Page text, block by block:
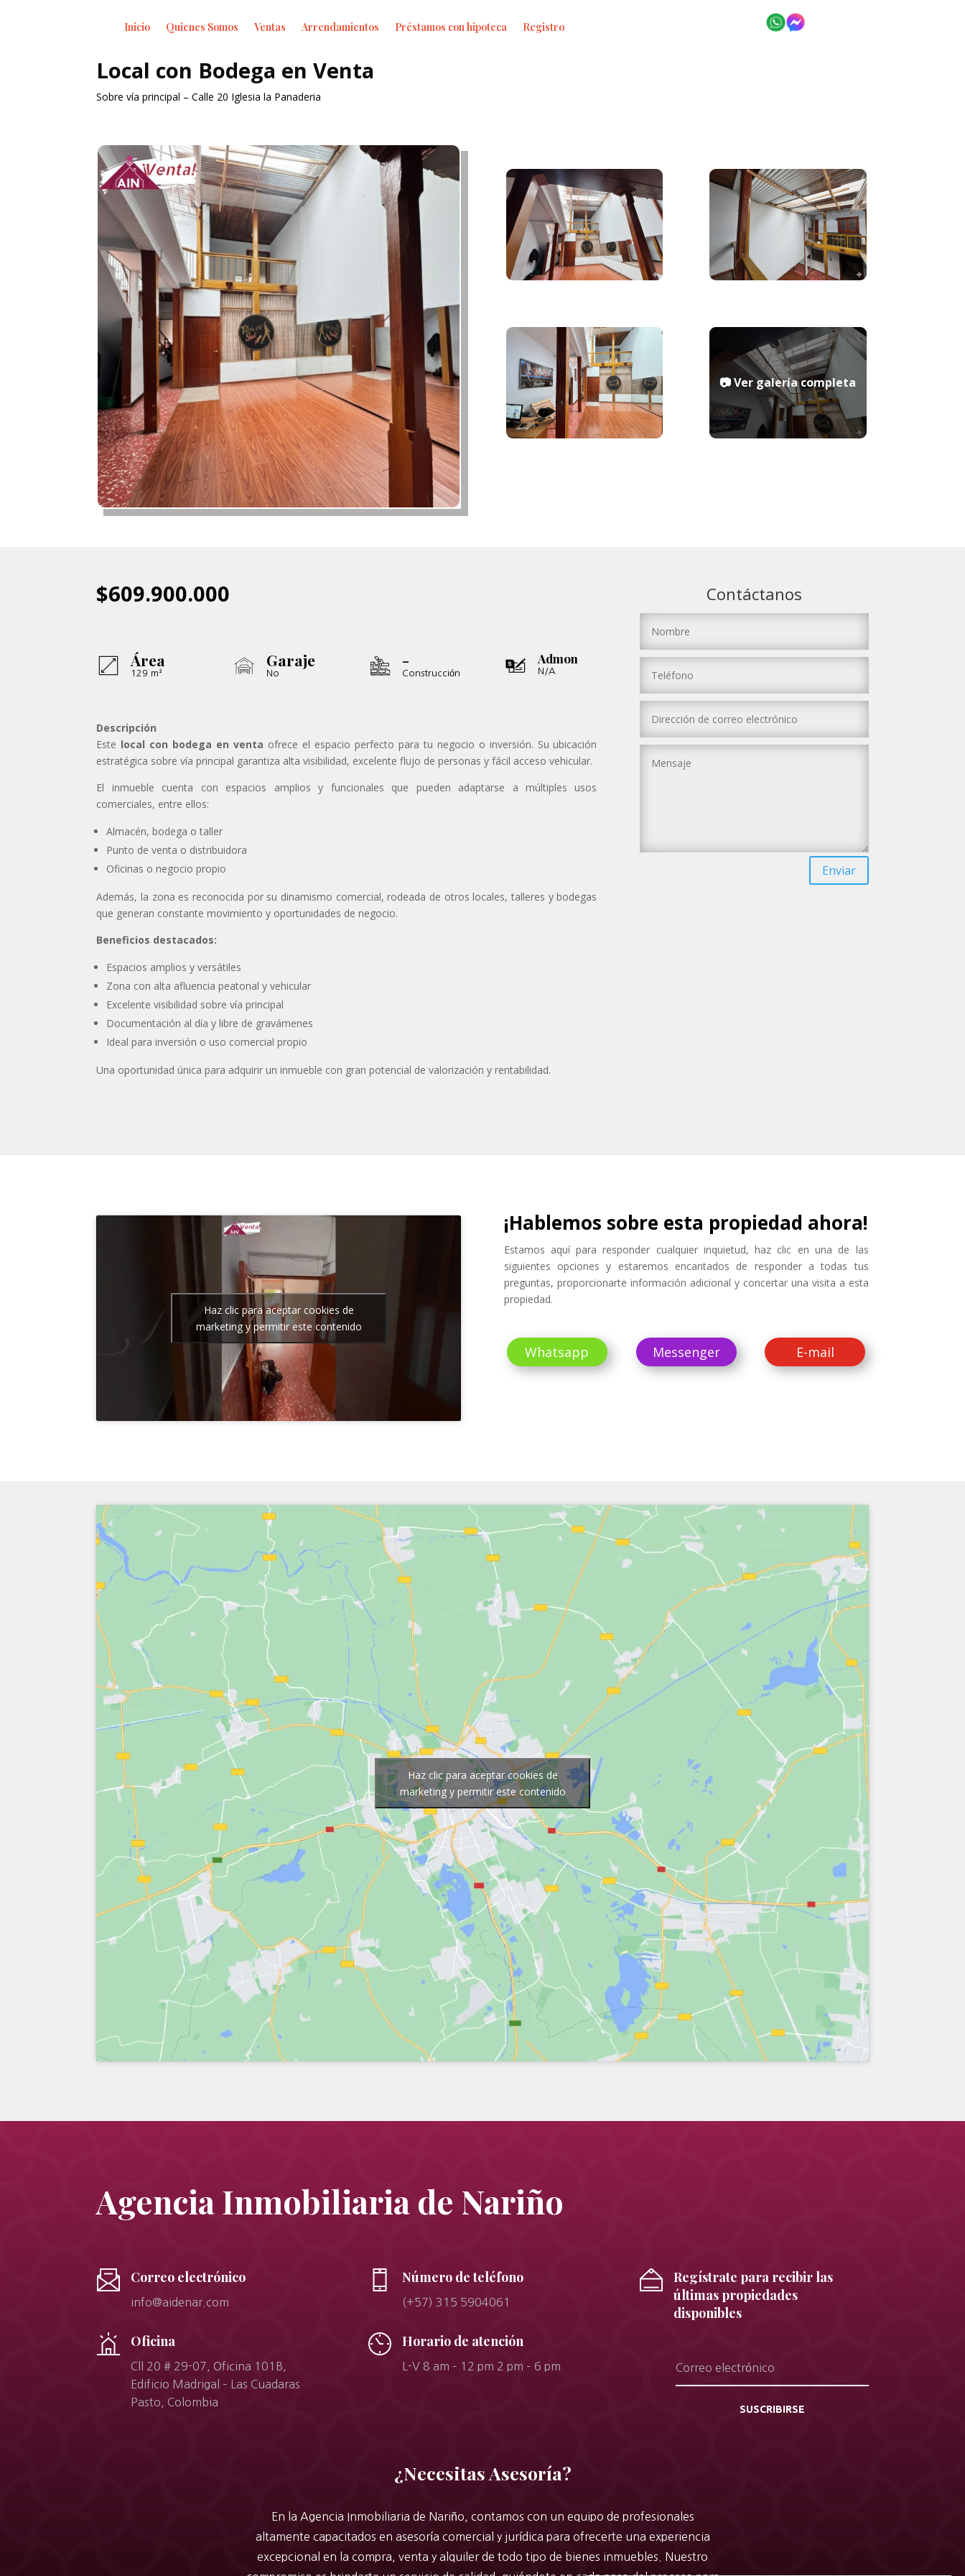
Inicio Quienes Somos Ventas Arrendamientos Préstamos con hipoteca Registro
Local con Bodega en Venta
Sobre vía principal – Calle 20 Iglesia la Panaderia
$609.900.000
Área
129 m²
Garaje
No
-
Construcción
Admon
N/A
Descripción
Este local con bodega en venta ofrece el espacio perfecto para tu negocio o inversión. Su ubicación
estratégica sobre vía principal garantiza alta visibilidad, excelente flujo de personas y fácil acceso vehicular.
El inmueble cuenta con espacios amplios y funcionales que pueden adaptarse a múltiples usos
comerciales, entre ellos:
Almacén, bodega o taller
Punto de venta o distribuidora
Oficinas o negocio propio
Además, la zona es reconocida por su dinamismo comercial, rodeada de otros locales, talleres y bodegas
que generan constante movimiento y oportunidades de negocio.
Beneficios destacados:
Espacios amplios y versátiles
Zona con alta afluencia peatonal y vehicular
Excelente visibilidad sobre vía principal
Documentación al día y libre de gravámenes
Ideal para inversión o uso comercial propio
Una oportunidad única para adquirir un inmueble con gran potencial de valorización y rentabilidad.
Contáctanos
Enviar
Haz clic para aceptar cookies de
marketing y permitir este contenido
¡Hablemos sobre esta propiedad ahora!
Estamos aquí para responder cualquier inquietud, haz clic en una de las
siguientes opciones y estaremos encantados de responder a todas tus
preguntas, proporcionarte información adicional y concertar una visita a esta
propiedad.
Whatsapp Messenger E-mail
Haz clic para aceptar cookies de
marketing y permitir este contenido
Agencia Inmobiliaria de Nariño
Correo electrónico
info@aidenar.com
Oficina
Cll 20 # 29-07, Oficina 101B,
Edificio Madrigal – Las Cuadaras
Pasto, Colombia
Número de teléfono
(+57) 315 5904061
Horario de atención
L-V 8 am – 12 pm 2 pm – 6 pm
Regístrate para recibir las
últimas propiedades
disponibles
SUSCRIBIRSE
¿Necesitas Asesoría?
En la Agencia Inmobiliaria de Nariño, contamos con un equipo de profesionales
altamente capacitados en asesoría comercial y jurídica para ofrecerte una experiencia
excepcional en la compra, venta y alquiler de todo tipo de bienes inmuebles. Nuestro